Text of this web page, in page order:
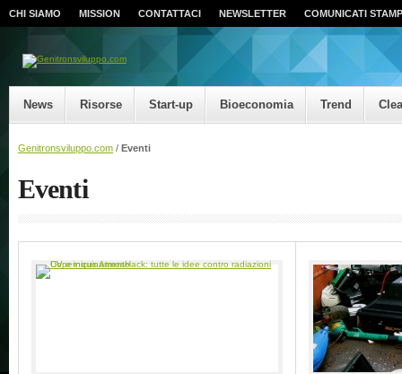
CHI SIAMO MISSION CONTATTACI NEWSLETTER COMUNICATI
News Risorse Start-up Bioeconomia Trend
Genitronsviluppo.com / Eventi
Eventi